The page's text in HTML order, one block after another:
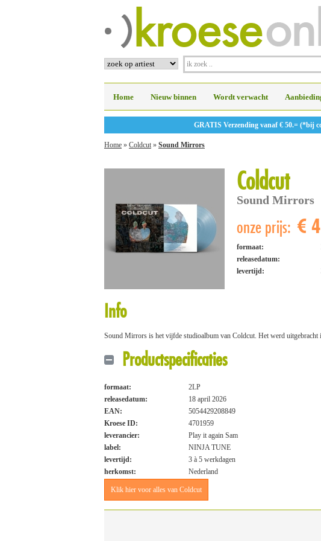
Home Nieuw binnen Wordt verwacht
GRATIS Verzending vanaf € 50.= (*bij
Home » Coldcut » Sound Mirrors
Coldcut
Sound Mirrors
onze prijs: €
formaat:
releasedatum:
levertijd:
Info
Sound Mirrors is het vijfde studioalbum van Coldcut. Het werd
Productspecificaties
formaat:
2LP
releasedatum:
18 april 2026
EAN:
5054429208849
Kroese ID:
4701959
leverancier:
Play it again Sam
label:
NINJA TUNE
levertijd:
3 à 5 werkdagen
herkomst:
Nederland
Klik hier voor alles van Coldcut